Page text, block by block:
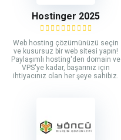
Hostinger 2025
Web hosting çözümünüzü seçin
ve kusursuz bir web sitesi yapın!
Paylaşımlı hosting'den domain ve
VPS'ye kadar, başarınız için
ihtiyacınız olan her şeye sahibiz.